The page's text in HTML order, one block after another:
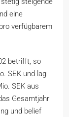
eine
verfügbarem
betrifft, so
SEK und lag
SEK aus
Gesamtjahr
und belief